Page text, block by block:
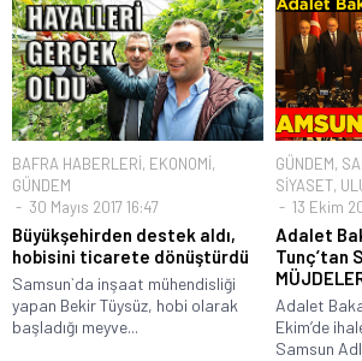
BAFRA HABERLERİ, EKONOMİ,
GÜNDEM
30 Mayıs 2017 16:47
Büyükşehirden destek aldı,
hobisini ticarete dönüştürdü
Samsun`da inşaat mühendisliği
yapan Bekir Tüysüz, hobi olarak
başladığı meyve...
GÜNDEM,
SİYASET,
13 Ekim
Adalet
Tunç’tan
Adalet
Ekim’de
Samsun